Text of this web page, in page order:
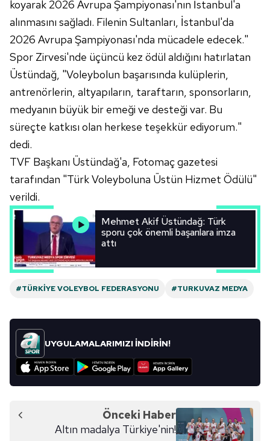
Sizlere daha iyi bir hizmet sunabilmek için İnternet
Sitemizde kendimize ve üçüncü kişilere ait çerezler
kullanılmaktadır. Bu çerezler vasıtasıyla çeşitli kişisel
verileriniz işlenmekte olup gerekli olan çerezler bilgi
toplumu hizmetlerinin sunulması amacıyla
kullanılmaktadır. Diğer çerezler, sitemizin daha işlevsel
kılınması ve kişiselleştirilmesi ve sizlere yönelik
reklam/pazarlama faaliyetlerinin yapılması, amaçlarıyla
sınırlı olarak açık rızanız dahilinde kullanılacaktır.
Çerezlere ilişkin tercihlerinizi aşağıda yer alan panel
vasıtasıyla belirleyebilirsiniz. Çerezlere ilişkin detaylı bilgi
için Ayarlar butonuna tıklayabilir,Çerez Bilgilendirme
Metnimizi
6698 sayılı Kişisel Verilerin Korunması Kanunu uyarınca
hazırlanmış Aydınlatma Metnimizi okumak ve sitemizde
ilgili mevzuata uygun olarak kullanılan çerezlerle ilgili bilgi
almak için lütfentıklayınız.
koyarak 2026 Avrupa Şampiyonası'nın İstanbul'a
alınmasını sağladı. Filenin Sultanları, İstanbul'da
2026 Avrupa Şampiyonası'nda mücadele edecek."
Spor Zirvesi'nde üçüncü kez ödül aldığını hatırlatan
Üstündağ, "Voleybolun başarısında kulüplerin,
antrenörlerin, altyapıların, taraftarın, sponsorların,
medyanın büyük bir emeği ve desteği var. Bu
süreçte katkısı olan herkese teşekkür ediyorum."
dedi.
TVF Başkanı Üstündağ'a, Fotomaç gazetesi
tarafından "Türk Voleyboluna Üstün Hizmet Ödülü"
verildi.
Mehmet Akif Üstündağ: Türk
sporu çok önemli başarılara imza
attı
#TÜRKIYE VOLEYBOL FEDERASYONU #TURKUVAZ MEDYA
UYGULAMALARIMIZI İNDİRİN!
Önceki Haber
Altın madalya Türkiye'nin!